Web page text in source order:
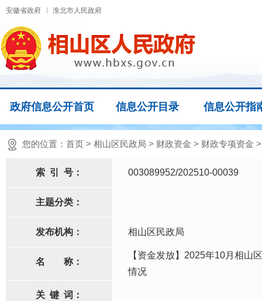
安徽省政府 淮北市人民政府
政府信息公开首页 信息公开目录 信息公开指
您的位置： 首页 > 相山区民政局 > 财政资金 > 财政专项资金
索 引 号： 003089952/202510-00039
主题分类：
发布机构： 相山区民政局
名 称：
【资金发放】2025年10月相山
情况
关 键 词：